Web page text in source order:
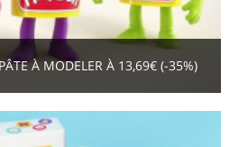
À MODELER À 13,69€ (-35%)